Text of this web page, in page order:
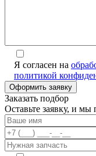
Я согласен на
политикой
Заказать подбор
Оставьте заявку, и мы